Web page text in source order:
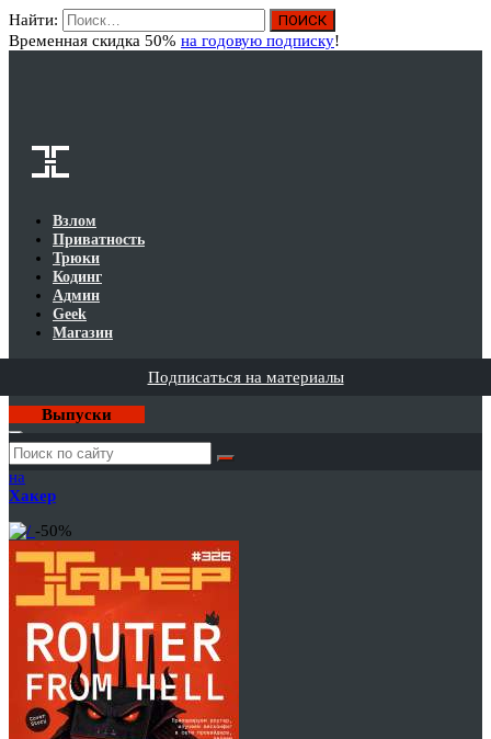
Найти:
Временная скидка 50% на годовую подписку!
Взлом
Приватность
Трюки
Кодинг
Админ
Geek
Магазин
Подписаться на материалы
Выпуски
Годовая
подписка
на
Хакер
-50%